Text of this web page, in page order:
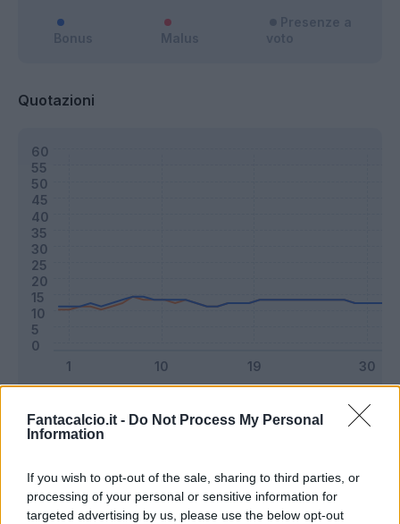
Fantacalcio.it - Do Not Process My Personal
Information
If you wish to opt-out of the sale, sharing to third parties, or
processing of your personal or sensitive information for
targeted advertising by us, please use the below opt-out
Quotazioni
Riepilogo stagione
Titolare 22 - 57